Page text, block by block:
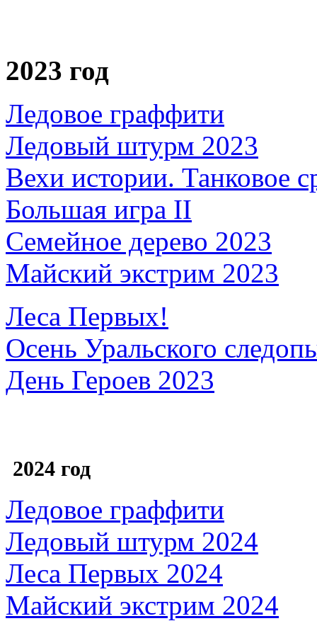
2023 год
Ледовое граффити
Ледовый штурм 2023
Вехи истории. Танковое
Большая игра II
Семейное дерево 2023
Майский экстрим 2023
Леса Первых!
Осень Уральского
День Героев 2023
2024 год
Ледовое граффити
Ледовый штурм 2024
Леса Первых 2024
Майский экстрим 2024